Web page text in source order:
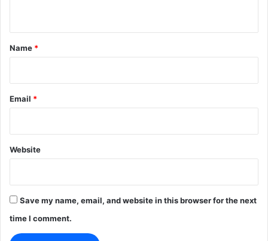
*
Name *
Email *
Website
Save my name, email, and website in this browser for the next
time I comment.